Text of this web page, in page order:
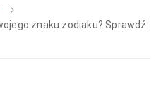
znaku zodiaku? Sprawdź